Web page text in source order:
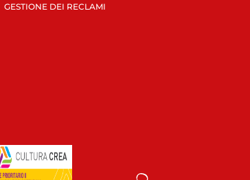
GESTIONE DEI RECLAMI